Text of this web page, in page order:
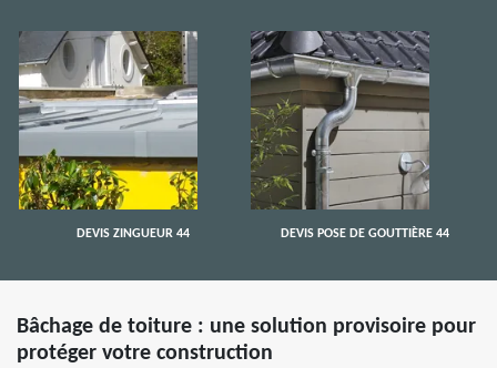
DEVIS ZINGUEUR 44 DEVIS POSE DE GOUTTIÈRE 44
Bâchage de toiture : une solution provisoire pour
protéger votre construction